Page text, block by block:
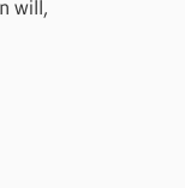
will,